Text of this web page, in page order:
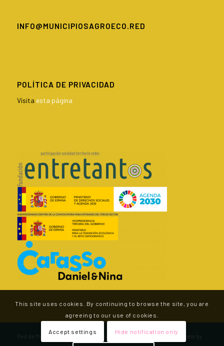
INFO@MUNICIPIOSAGROECO.RED
POLÍTICA DE PRIVACIDAD
Visita esta página
Red de Municipios por la Agroecología - v.2.0 -
Enfold WordPress Theme by
This site uses cookies. By continuing to browse the site, you are
agreeing to our use of cookies.
Accept settings Hide notification only